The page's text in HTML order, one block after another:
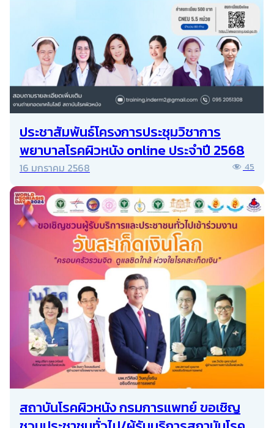
ประชาสัมพันธ์โครงการประชุมวิชาการ
พยาบาลโรคผิวหนัง online ประจำปี 2568
16 มกราคม 2568 45
สถาบันโรคผิวหนัง กรมการแพทย์ ขอเชิญ